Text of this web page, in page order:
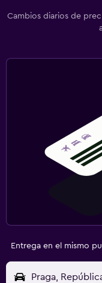
Cambios diarios de
Entrega en el mismo
Praga,